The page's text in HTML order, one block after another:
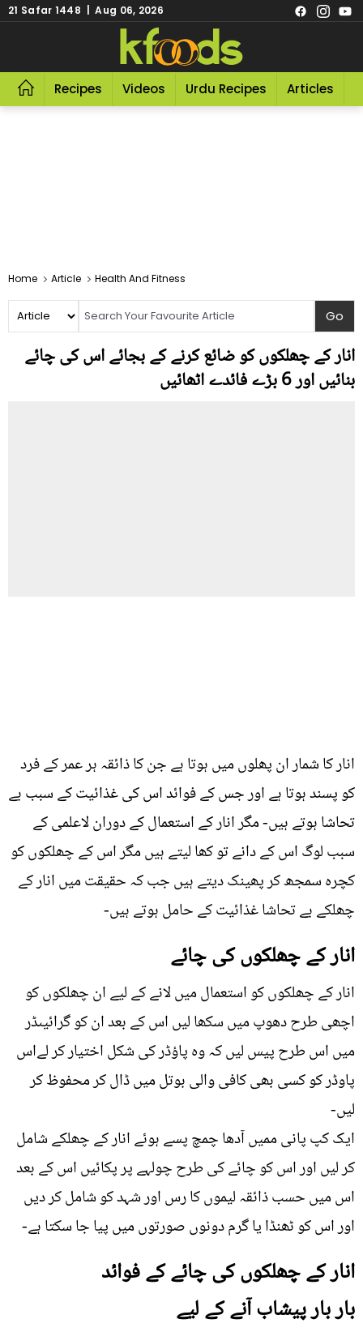
21 Safar 1448 | Aug 06, 2026
Recipes Videos Urdu Recipes Articles
Home Article Health And Fitness
انار کے چھلکوں کو ضائع کرنے کے بجائے اس کی چائے
بنائيں اور 6 بڑے فائدے اٹھائیں
انار کا شمار ان پھلوں میں ہوتا ہے جن کا ذائقہ ہر عمر کے فرد
کو پسند ہوتا ہے اور جس کے فوائد اس کی غذائیت کے سبب بے
تحاشا ہوتے ہیں- مگر انار کے استعمال کے دوران لاعلمی کے
سبب لوگ اس کے دانے تو کھا لیتے ہیں مگر اس کے چھلکوں کو
کچرہ سمجھ کر پھینک دیتے ہیں جب کہ حقیقت میں انار کے
چھلکے بے تحاشا غذائیت کے حامل ہوتے ہیں-
انار کے چھلکوں کی چائے
انار کے چھلکوں کو استعمال میں لانے کے لیے ان چھلکوں کو
اچھی طرح دھوپ میں سکھا لیں اس کے بعد ان کو گرائيںڈر
میں اس طرح پیس لیں کہ وہ پاؤڈر کی شکل اختیار کر لےاس
پاوڈر کو کسی بھی کافی والی بوتل میں ڈال کر محفوظ کر
لیں-
ایک کپ پانی ممیں آدھا چمچ پسے ہوئے انار کے چھلکے شامل
کر لیں اور اس کو چائے کی طرح چولہے پر پکائيں اس کے بعد
اس میں حسب ذائقہ لیموں کا رس اور شہد کو شامل کر دیں
اور اس کو ٹھنڈا یا گرم دونوں صورتوں میں پیا جا سکتا ہے-
انار کے چھلکوں کی چائے کے فوائد
بار بار پیشاب آنے کے لیے